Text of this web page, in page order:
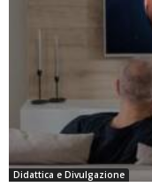
Didattica e Divulgazione